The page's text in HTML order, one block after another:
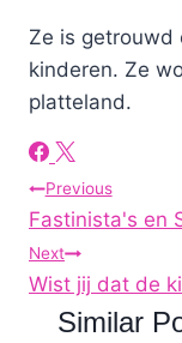
Ze is getrouwd
kinderen. Ze
platteland.
Post
navigation
Previous
Fastinista's en
Next
Wist jij dat de
Similar